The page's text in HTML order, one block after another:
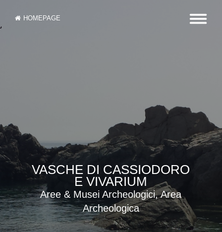
HOMEPAGE
VASCHE DI CASSIODORO
E VIVARIUM
Aree & Musei Archeologici, Area
Archeologica